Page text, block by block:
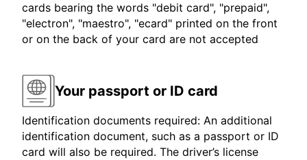
cards bearing the words "debit card", "prepaid",
"electron", "maestro", "ecard" printed on the front
or on the back of your card are not accepted
Your passport or ID card
Identification documents required: An additional
identification document, such as a passport or ID
card will also be required. The driver’s license